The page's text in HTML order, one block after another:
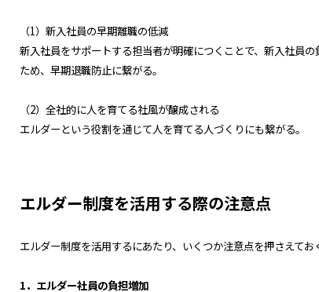
（1）新入社員の早期離職の低減
新入社員をサポートする担当者が明確につくことで、新入社員
ため、早期退職防止に繋がる。
（2）全社的に人を育てる社風が醸成される
エルダーという役割を通じて人を育てる人づくりにも繋がる。
エルダー制度を活用する際の注意点
エルダー制度を活用するにあたり、いくつか注意点を押さえてお
1．エルダー社員の負担増加